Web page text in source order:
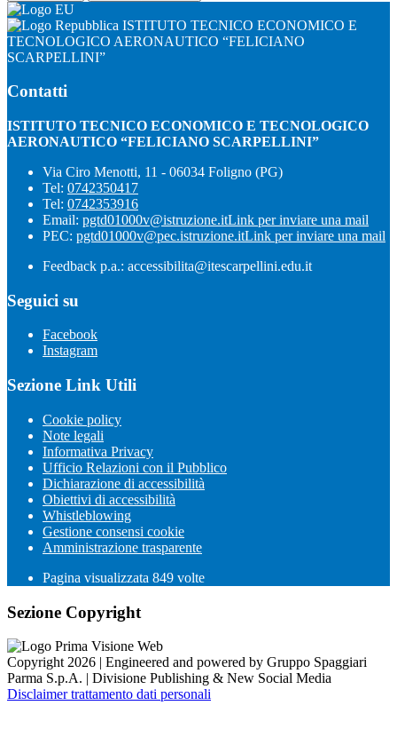
ISTITUTO TECNICO ECONOMICO E
TECNOLOGICO AERONAUTICO “FELICIANO
SCARPELLINI”
Contatti
ISTITUTO TECNICO ECONOMICO E TECNOLOGICO
AERONAUTICO “FELICIANO SCARPELLINI”
Via Ciro Menotti, 11 - 06034 Foligno (PG)
Tel: 0742350417
Tel: 0742353916
Email: pgtd01000v@istruzione.itLink per inviare una mail
PEC: pgtd01000v@pec.istruzione.itLink per inviare una mail
Feedback p.a.: accessibilita@itescarpellini.edu.it
Seguici su
Facebook
Instagram
Sezione Link Utili
Cookie policy
Note legali
Informativa Privacy
Ufficio Relazioni con il Pubblico
Dichiarazione di accessibilità
Obiettivi di accessibilità
Whistleblowing
Gestione consensi cookie
Amministrazione trasparente
Pagina visualizzata 849 volte
Sezione Copyright
Copyright 2026 | Engineered and powered by Gruppo Spaggiari
Parma S.p.A. | Divisione Publishing & New Social Media
Disclaimer trattamento dati personali